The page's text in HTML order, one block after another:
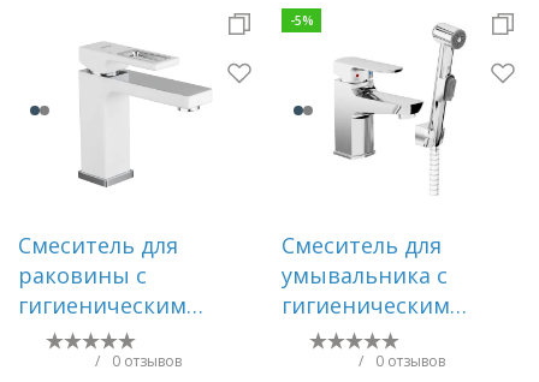
Смеситель для
раковины с
гигиеническим
душем белый GAPPO
G1017-1
/ 0 отзывов
-5%
Смеситель для
умывальника с
гигиеническим
душем и настенным
держателем Ravak
/ 0 отзывов